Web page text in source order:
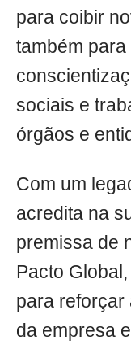
para coibir
também
sociais e
órgãos e
Com um
acredita na
premissa de
Pacto
para reforçar
da empresa